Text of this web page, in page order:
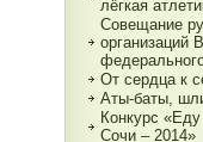
лёгкая
Совещание
организаций
От сердца к
Аты-баты,
Конкурс
Сочи – 2014»